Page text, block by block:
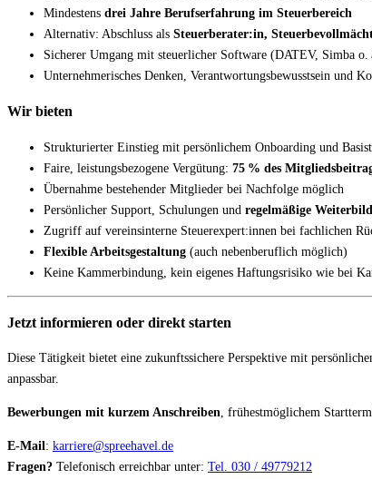
Mindestens drei Jahre Berufserfahrung im Steuerbereich
Alternativ: Abschluss als Steuerberater:in,
Sicherer Umgang mit steuerlicher Software (DATEV, Simba o.
Unternehmerisches Denken, Verantwortungsbewusstsein und
Wir bieten
Strukturierter Einstieg mit persönlichem Onboarding und
Faire, leistungsbezogene Vergütung: 75 % des
Übernahme bestehender Mitglieder bei Nachfolge möglich
Persönlicher Support, Schulungen und regelmäßige
Zugriff auf vereinsinterne Steuerexpert:innen bei fachlichen
Flexible Arbeitsgestaltung (auch nebenberuflich möglich)
Keine Kammerbindung, kein eigenes Haftungsrisiko wie bei
Jetzt informieren oder direkt starten
Diese Tätigkeit bietet eine zukunftssichere Perspektive mit
anpassbar.
Bewerbungen mit kurzem Anschreiben, frühestmöglichem
E-Mail: karriere@spreehavel.de
Fragen? Telefonisch erreichbar unter: Tel. 030 / 49779212